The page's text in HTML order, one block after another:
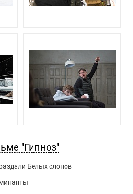
"Гипноз"
Белых слонов